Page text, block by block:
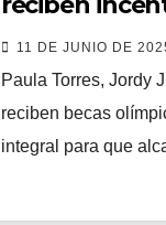
olímpico
11 DE JUNIO DE
Paula Torres, Jordy
reciben becas
integral para que